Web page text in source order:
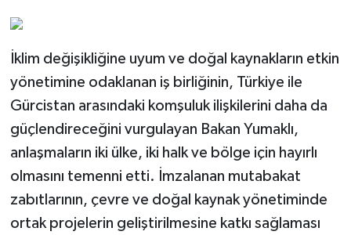
İklim değişikliğine uyum ve doğal kaynakların etkin
yönetimine odaklanan iş birliğinin, Türkiye ile
Gürcistan arasındaki komşuluk ilişkilerini daha da
güçlendireceğini vurgulayan Bakan Yumaklı,
anlaşmaların iki ülke, iki halk ve bölge için hayırlı
olmasını temenni etti. İmzalanan mutabakat
zabıtlarının, çevre ve doğal kaynak yönetiminde
ortak projelerin geliştirilmesine katkı sağlaması